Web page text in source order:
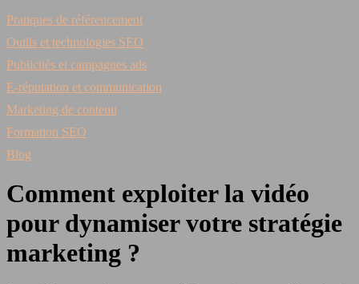
Pratiques de référencement
Outils et technologies SEO
Publicités et campagnes ads
E-réputation et communication
Marketing de contenu
Formation SEO
Blog
Comment exploiter la vidéo
pour dynamiser votre stratégie
marketing ?